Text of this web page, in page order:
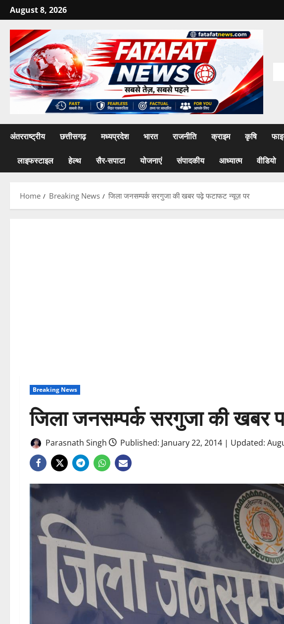
Skip
to
content
August 8, 2026
अंतरराष्ट्रीय छत्तीसगढ़ मध्यप्रदेश भारत राजनीति क्राइम कृषि
लाइफस्टाइल हेल्थ सैर-सपाटा योजनाएं संपादकीय आध्यात्म वीडियो
Home Breaking News जिला जनसम्पर्क सरगुजा की खबर पढ़े फटाफट न्यूज़ पर
Breaking News
जिला जनसम्पर्क सरगुजा की खबर
Parasnath Singh Published: January 22, 2014 | Updated: